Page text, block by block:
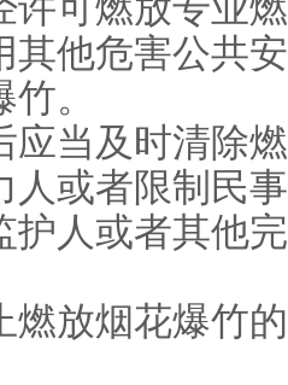
其他危害公共
。
应当及时清除
人或者限制民
护人或者其他
燃放烟花爆竹